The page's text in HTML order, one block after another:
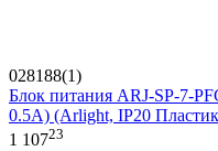
028188(1)
Блок питания ARJ-SP-7-
0.5A) (Arlight, IP20
1 10723